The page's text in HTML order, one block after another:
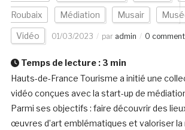
Roubaix Médiation Musair
Vidéo 01/03/2023 par admin 0
Temps de lecture : 3 min
Hauts-de-France Tourisme a initié une
vidéo conçues avec la start-up de
Parmi ses objectifs : faire découvrir des
œuvres d’art emblématiques et valoriser la